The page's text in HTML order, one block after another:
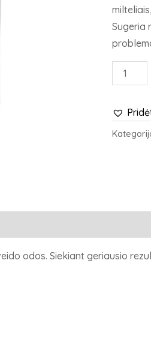
Sugeria
odai,
40
odos. Siekiant geriausio